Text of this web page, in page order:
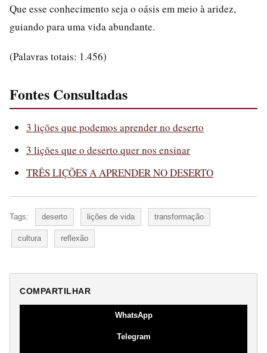
Que esse conhecimento seja o oásis em meio à aridez,
guiando para uma vida abundante.
(Palavras totais: 1.456)
Fontes Consultadas
3 lições que podemos aprender no deserto
3 lições que o deserto quer nos ensinar
TRÊS LIÇÕES A APRENDER NO DESERTO
Tags: deserto lições de vida transformação
cultura reflexão
COMPARTILHAR
WhatsApp
Telegram